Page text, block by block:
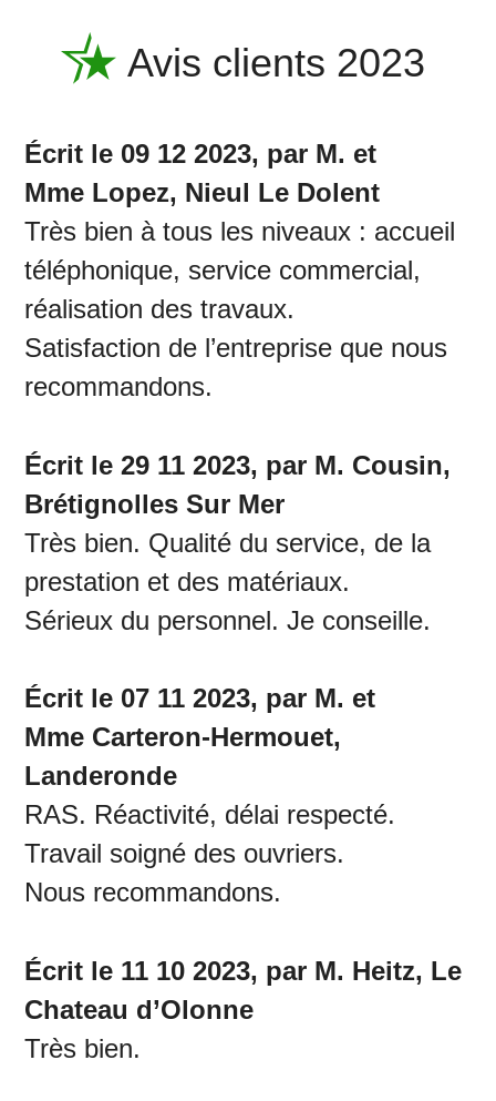
Avis clients 2023
Écrit le 09 12 2023, par M. et
Mme Lopez, Nieul Le Dolent
Très bien à tous les niveaux : accueil
téléphonique, service commercial,
réalisation des travaux.
Satisfaction de l’entreprise que nous
recommandons.
Écrit le 29 11 2023, par M. Cousin,
Brétignolles Sur Mer
Très bien. Qualité du service, de la
prestation et des matériaux.
Sérieux du personnel. Je conseille.
Écrit le 07 11 2023, par M. et
Mme Carteron-Hermouet,
Landeronde
RAS. Réactivité, délai respecté.
Travail soigné des ouvriers.
Nous recommandons.
Écrit le 11 10 2023, par M. Heitz, Le
Chateau d’Olonne
Très bien.